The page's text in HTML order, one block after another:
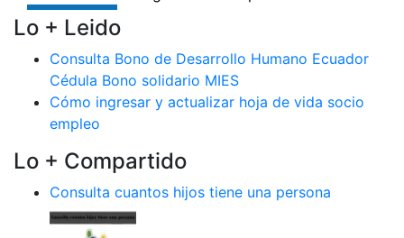
Lo + Leido
Consulta Bono de Desarrollo Humano Ecuador
Cédula Bono solidario MIES
Cómo ingresar y actualizar hoja de vida socio
empleo
Lo + Compartido
Consulta cuantos hijos tiene una persona